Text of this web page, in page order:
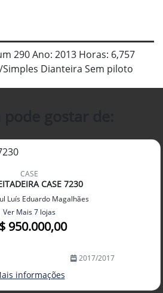
290 Ano: 2013 Horas: 6,757
Dianteira Sem piloto
CASE
CASE 7230
Luís Eduardo Magalhães
Ver Mais 7 lojas
950.000,00
2017/2017
informações